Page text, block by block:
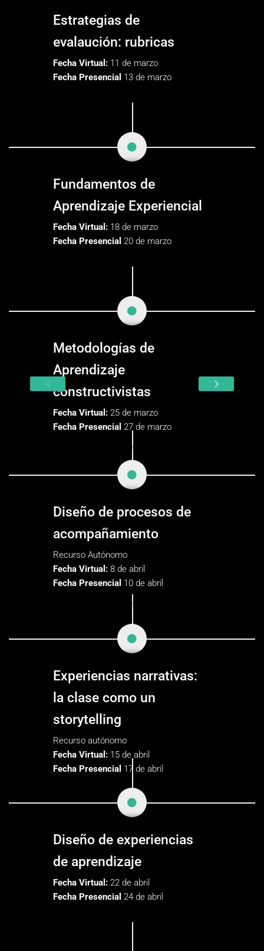
Estrategias de
evalaución: rubricas
Fecha Virtual: 11 de marzo
Fecha Presencial 13 de marzo
Fundamentos de
Aprendizaje Experiencial
Fecha Virtual: 18 de marzo
Fecha Presencial 20 de marzo
Metodologías de
Aprendizaje
constructivistas
Fecha Virtual: 25 de marzo
Fecha Presencial 27 de marzo
Diseño de procesos de
acompañamiento​
Recurso Autónomo
Fecha Virtual: 8 de abril
Fecha Presencial 10 de abril
Experiencias narrativas:
la clase como un
storytelling
Recurso autónomo
Fecha Virtual: 15 de abril
Fecha Presencial 17 de abril
Diseño de experiencias
de aprendizaje
Fecha Virtual: 22 de abril
Fecha Presencial 24 de abril